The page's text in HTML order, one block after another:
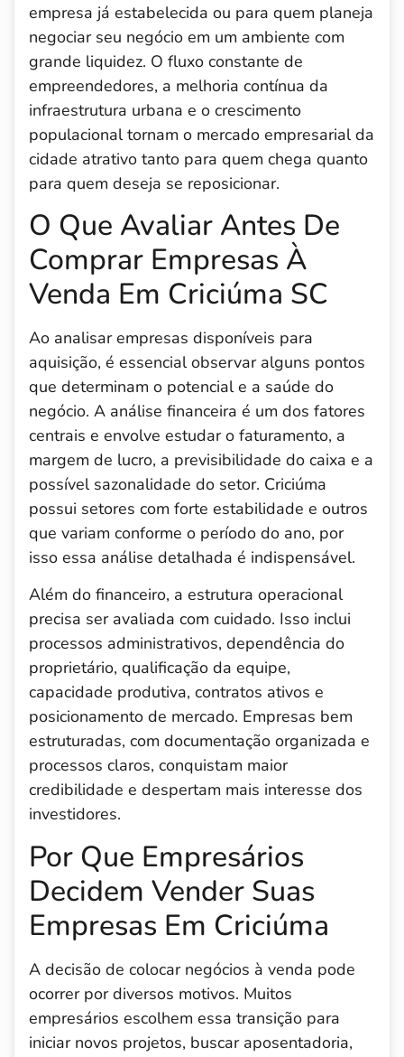
empresa já estabelecida ou para quem planeja
negociar seu negócio em um ambiente com
grande liquidez. O fluxo constante de
empreendedores, a melhoria contínua da
infraestrutura urbana e o crescimento
populacional tornam o mercado empresarial da
cidade atrativo tanto para quem chega quanto
para quem deseja se reposicionar.
O Que Avaliar Antes De
Comprar Empresas À
Venda Em Criciúma SC
Ao analisar empresas disponíveis para
aquisição, é essencial observar alguns pontos
que determinam o potencial e a saúde do
negócio. A análise financeira é um dos fatores
centrais e envolve estudar o faturamento, a
margem de lucro, a previsibilidade do caixa e a
possível sazonalidade do setor. Criciúma
possui setores com forte estabilidade e outros
que variam conforme o período do ano, por
isso essa análise detalhada é indispensável.
Além do financeiro, a estrutura operacional
precisa ser avaliada com cuidado. Isso inclui
processos administrativos, dependência do
proprietário, qualificação da equipe,
capacidade produtiva, contratos ativos e
posicionamento de mercado. Empresas bem
estruturadas, com documentação organizada e
processos claros, conquistam maior
credibilidade e despertam mais interesse dos
investidores.
Por Que Empresários
Decidem Vender Suas
Empresas Em Criciúma
A decisão de colocar negócios à venda pode
ocorrer por diversos motivos. Muitos
empresários escolhem essa transição para
iniciar novos projetos, buscar aposentadoria,